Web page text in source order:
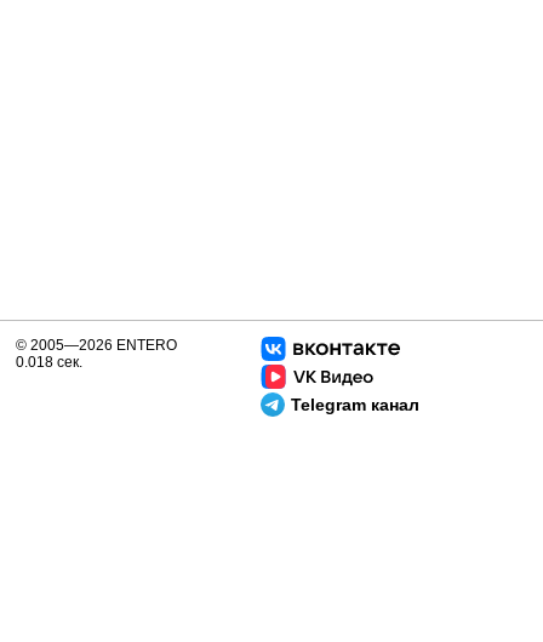
Telegram канал
© 2005—2026 ENTERO
0.018 сек.